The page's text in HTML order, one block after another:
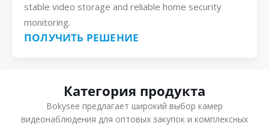
stable video storage and reliable home security
monitoring.
ПОЛУЧИТЬ РЕШЕНИЕ
Категория продукта
Bokysee предлагает широкий выбор камер
видеонаблюдения для оптовых закупок и комплексных